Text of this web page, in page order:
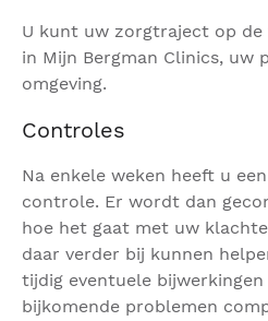
U kunt uw zorgtraject op de
in Mijn Bergman Clinics, uw
omgeving.
Controles
Na enkele weken heeft u
controle. Er wordt dan
hoe het gaat met uw
daar verder bij kunnen
tijdig eventuele
bijkomende problemen